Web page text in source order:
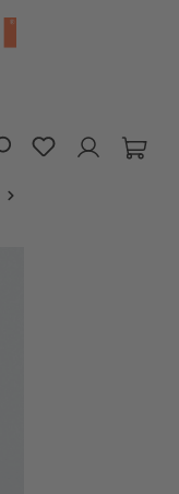
Tem 0 itens